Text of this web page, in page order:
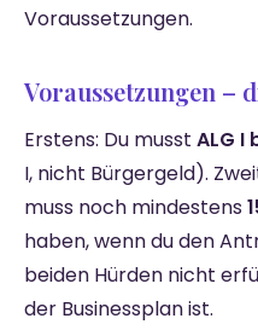
Voraussetzungen.
Voraussetzungen –
Erstens: Du musst ALG I
I, nicht Bürgergeld).
muss noch mindestens
haben, wenn du den
beiden Hürden nicht
der Businessplan ist.